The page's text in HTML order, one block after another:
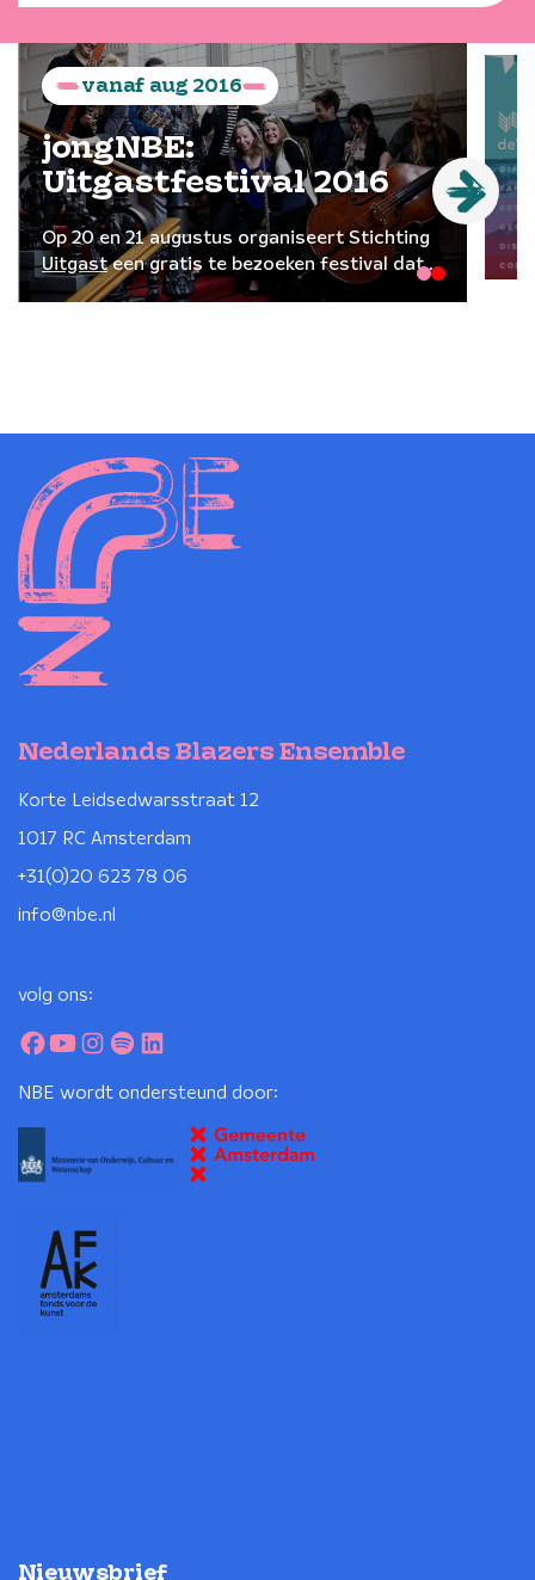
vanaf aug 2016
jongNBE:
Uitgastfestival 2016
Op 20 en 21 augustus organiseert Stichting
Uitgasteen gratis te bezoeken festival dat
cultuur en natuur samenbrengt in
Nederlands Blazers Ensemble
Korte Leidsedwarsstraat 12
1017 RC Amsterdam
+31(0)20 623 78 06
info@nbe.nl
volg ons:
NBE wordt ondersteund door:
Nieuwsbrief